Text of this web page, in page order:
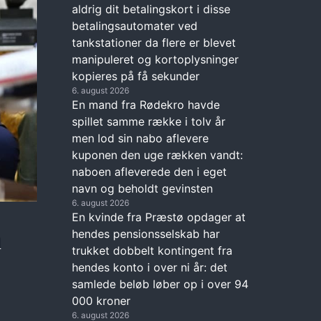
aldrig dit betalingskort i disse
betalingsautomater ved
tankstationer da flere er blevet
manipuleret og kortoplysninger
kopieres på få sekunder
6. august 2026
En mand fra Rødekro havde
spillet samme række i tolv år
men lod sin nabo aflevere
kuponen den uge rækken vandt:
naboen afleverede den i eget
navn og beholdt gevinsten
6. august 2026
En kvinde fra Præstø opdager at
hendes pensionsselskab har
trukket dobbelt kontingent fra
hendes konto i over ni år: det
samlede beløb løber op i over 94
000 kroner
6. august 2026